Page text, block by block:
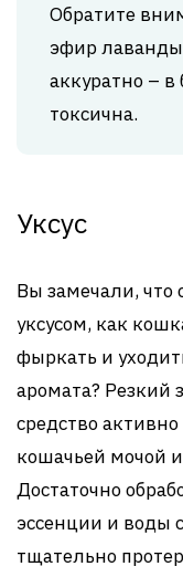
Обратите
эфир лаванды
аккуратно –
токсична.
Уксус
Вы замечали, что
уксусом, как
фыркать и
аромата? Резкий
средство
кошачьей мочой
Достаточно
эссенции и воды
тщательно